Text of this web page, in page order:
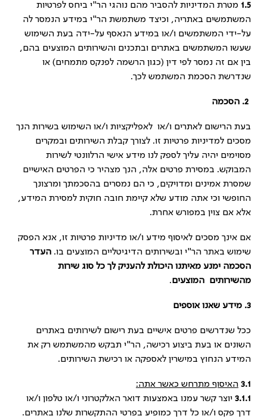
1.5 מטרת המדיניות להסביר מהם נוהגי הר"י ביחס לפרטיות
המשתמשים באתריה, וכיצד משתמשת הר"י במידע הנמסר לה
על-ידי המשתמשים ו/או במידע הנאסף על-ידה בעת השימוש
שעשו המשתמשים באתרים ובתכנים והשירותים המוצעים בהם,
בין אם זה נמסר לפי דין (כגון הרשמה לפנקס מתמחים) או
שנדרשת הסכמת המשתמש לכך.
2. הסכמה
בעת הרישום לאתרים ו/או לאפליקציות ו/או השימוש בשירות הנך
מסכים למדיניות פרטיות זו. לצורך קבלת השירותים ובמקרים
מסוימים יהיה עליך לספק לנו מידע אישי הרלוונטי לשירות
המבוקש. במסירת פרטים אלה, הנך מצהיר כי הפרטים האישיים
שמסרת אמינים ומדויקים, כי הם נמסרים בהסכמתך ומרצונך
החופשי וכי אתה מודע שלא קיימת חובה חוקית למסירת המידע,
אלא אם צוין במפורש אחרת.
אם אינך מסכים לאיסוף מידע ו/או מדיניות פרטיות זו, אנא הפסק
שימוש באתר הר"י ובשירותים הדיגיטליים המוצעים בו. העדר
הסכמה ימנע מאיתנו היכולת להעניק לך כל סוג שירות
מהשירותים המוצעים.
3. מידע שאנו אוספים
ככל שנדרשים פרטים אישיים בעת רישום לשירותים באתרים
השונים או בעת ביצוע רכישה, הר"י תבקש מהמשתמש רק את
המידע הנחוץ במישרין לאספקה או רכישת השירותים.
3.1 האיסוף מתרחש כאשר אתה:
3.1.1 יוצר קשר עמנו באמצעות דואר האלקטרוני ו/או טלפון ו/או
דרך פקס ו/או כל דרך כמופיע בפרטי ההתקשרות שלנו באתרים.